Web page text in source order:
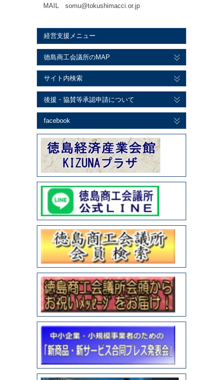
MAIL somu@tokushimacci.or.jp
経営支援メニュー
徳島商工会議所のMAP
サイト内検索
後援・協賛等承認申請について
facebook